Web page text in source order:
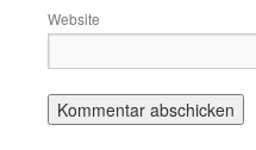
Website